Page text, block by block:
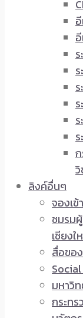
ลิงค์อื่นๆ
จองเ
ชมรม
เชียงใ
สื่อขอ
มหาวิ
กระท